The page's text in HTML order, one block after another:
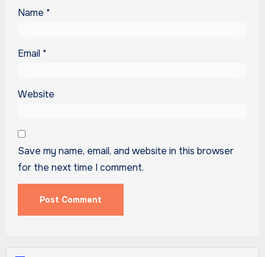
Name *
Email *
Website
Save my name, email, and website in this browser
for the next time I comment.